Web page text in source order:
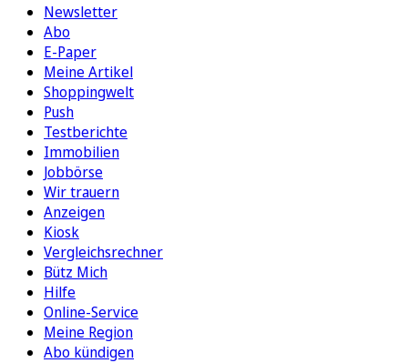
Newsletter
Abo
E-Paper
Meine Artikel
Shoppingwelt
Push
Testberichte
Immobilien
Jobbörse
Wir trauern
Anzeigen
Kiosk
Vergleichsrechner
Bütz Mich
Hilfe
Online-Service
Meine Region
Abo kündigen